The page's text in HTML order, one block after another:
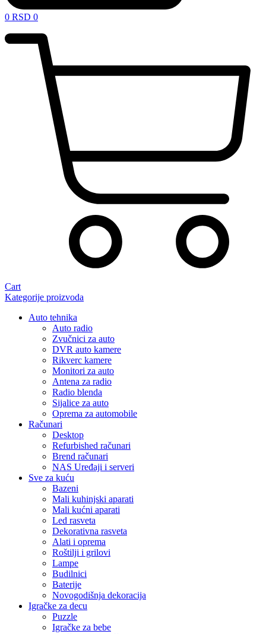
0 RSD 0
Cart
Kategorije proizvoda
Auto tehnika
Auto radio
Zvučnici za auto
DVR auto kamere
Rikverc kamere
Monitori za auto
Antena za radio
Radio blenda
Sijalice za auto
Oprema za automobile
Računari
Desktop
Refurbished računari
Brend računari
NAS Uređaji i serveri
Sve za kuću
Bazeni
Mali kuhinjski aparati
Mali kućni aparati
Led rasveta
Dekorativna rasveta
Alati i oprema
Roštilji i grilovi
Lampe
Budilnici
Baterije
Novogodišnja dekoracija
Igračke za decu
Puzzle
Igračke za bebe